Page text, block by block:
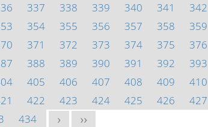
337 338 339 340 341 342
354 355 356 357 358 359
371 372 373 374 375 376
388 389 390 391 392 393
405 406 407 408 409 410
422 423 424 425 426 427
434 > >>